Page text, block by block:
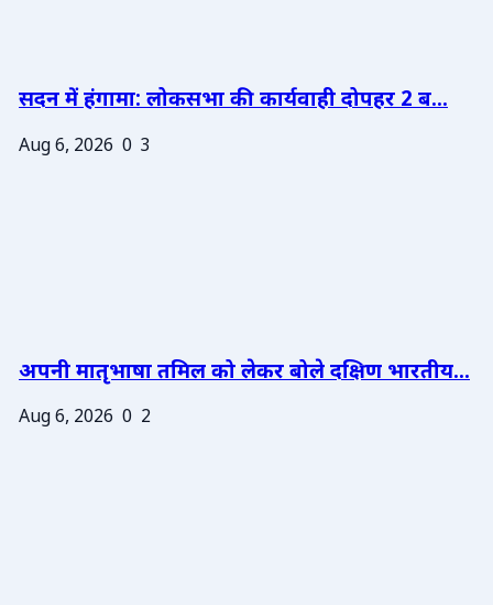
सदन में हंगामा: लोकसभा की कार्यवाही दोपहर 2 ब...
Aug 6, 2026 0 3
अपनी मातृभाषा तमिल को लेकर बोले दक्षिण भारतीय...
Aug 6, 2026 0 2